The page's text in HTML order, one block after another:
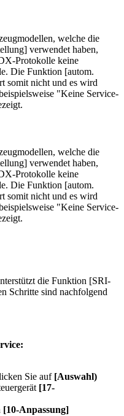
welche die
verwendet haben,
Protokolle keine
Die Funktion [autom.
somit nicht und es wird
"Keine Service-
welche die
verwendet haben,
Protokolle keine
Die Funktion [autom.
somit nicht und es wird
"Keine Service-
die Funktion [SRI-
Schritte sind nachfolgend
Sie auf [Auswahl)
[17-
[10-Anpassung]